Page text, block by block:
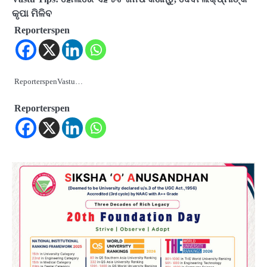
କୃପା ମିଳିବ
Reporterspen
ReporterspenVastu…
Reporterspen
‘ଭବିଷ୍ୟତ ପିଢିର ଆକାଂକ୍ଷାକୁ ପୂରଣ କରିବା
ଲାଗି ଶିକ୍ଷା ବ୍ୟବସ୍ଥାରେ ପରିବର୍ତ୍ତନ ଜରୁରୀ’
Reporters Pen